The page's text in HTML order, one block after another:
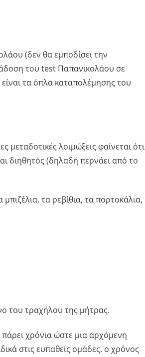
(δεν θα εμποδίσει την
του test Παπανικολάου σε
τα όπλα καταπολέμησης του
λοιμώξεις φαίνεται ότι
διηθητός (δηλαδή περνάει από το
τα ρεβίθια, τα πορτοκάλια,
του τραχήλου της μήτρας.
πάρει χρόνια ώστε μια αρχόμενη
στις ευπαθείς ομάδες. ο χρόνος